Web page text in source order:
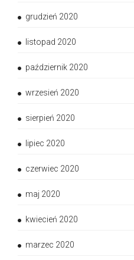
grudzień 2020
listopad 2020
październik 2020
wrzesień 2020
sierpień 2020
lipiec 2020
czerwiec 2020
maj 2020
kwiecień 2020
marzec 2020